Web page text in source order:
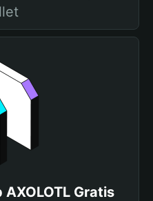
Gratis